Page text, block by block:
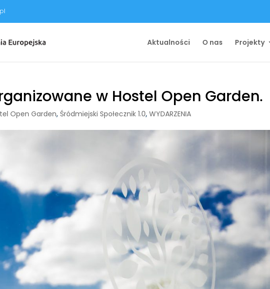
Aktualności O nas Projekty
w Hostel Open Garden.
Open Garden, Śródmiejski Społecznik 1.0,WYDARZENIA